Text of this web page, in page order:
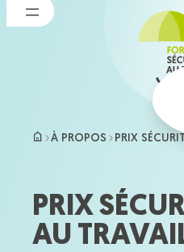
Aller
au
À PROPOS PRIX
PRIX
AU